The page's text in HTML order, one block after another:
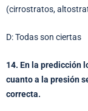
(cirrostratos,
D: Todas son ciertas
14. En la predicción
cuanto a la presión
correcta.